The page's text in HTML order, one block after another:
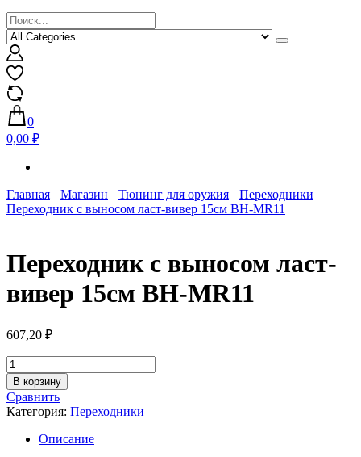
0
0,00 ₽
Главная Магазин Тюнинг для оружия
Переходники
Переходник с выносом ласт-вивер 15см BH-MR11
Переходник с выносом ласт-
вивер 15см BH-MR11
607,20 ₽
Количество
товара
Переходник
с
выносом
ласт-
В корзину
Сравнить
Категория: Переходники
Описание